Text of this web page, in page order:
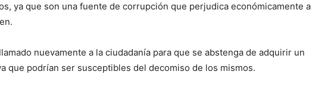
ya que son una fuente de corrupción que perjudica económicamente a
nuevamente a la ciudadanía para que se abstenga de adquirir un
que podrían ser susceptibles del decomiso de los mismos.